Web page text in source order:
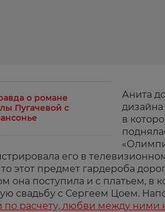
о романе
Пугачевой с
Анита
в
его в
этот предмет гардероба
она поступила и с платьем, в
свадьбу с Сергеем Цоем.
по расчету, любви между ними